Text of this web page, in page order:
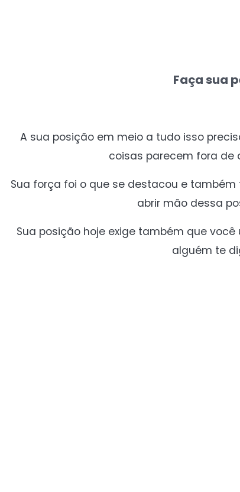
Faça sua
A sua posição em meio a tudo isso
coisas parecem fora de
Sua força foi o que se destacou e
abrir mão dessa
Sua posição hoje exige também que
alguém te